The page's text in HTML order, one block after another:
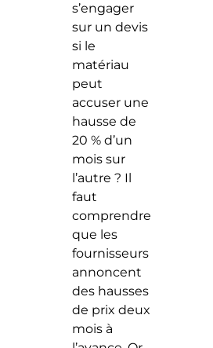
s’engager
sur un devis
si le
matériau
peut
accuser une
hausse de
20 % d’un
mois sur
l’autre ? Il
faut
comprendre
que les
fournisseurs
annoncent
des hausses
de prix deux
mois à